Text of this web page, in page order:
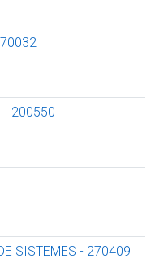
- 200550
SISTEMES - 270409